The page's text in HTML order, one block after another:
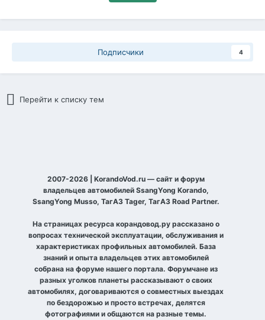
Подписчики 4
Перейти к списку тем
2007-2026 | KorandoVod.ru — сайт и форум
владельцев автомобилей SsangYong Korando,
SsangYong Musso, ТагАЗ Tager, ТагАЗ Road Partner.
На страницах ресурса корандовод.ру рассказано о
вопросах технической эксплуатации, обслуживания и
характеристиках профильных автомобилей. База
знаний и опыта владельцев этих автомобилей
собрана на форуме нашего портала. Форумчане из
разных уголков планеты рассказывают о своих
автомобилях, договариваются о совместных выездах
по бездорожью и просто встречах, делятся
фотографиями и общаются на разные темы.